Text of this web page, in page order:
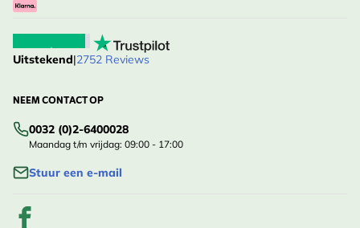
Uitstekend|2752 Reviews
NEEM CONTACT OP
0032 (0)2-6400028
Maandag t/m vrijdag: 09:00 - 17:00
Stuur een e-mail